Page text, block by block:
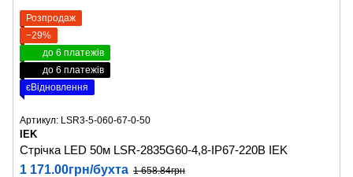
Розпродаж
−29%
до 6 платежів
до 6 платежів
єВідновлення
Артикул: LSR3-5-060-67-0-50
IEK
Стрічка LED 50м LSR-2835G60-4,8-IP67-220В IEK
1 171.00грн/бухта 1 658.84грн